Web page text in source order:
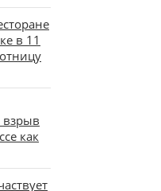
в 11
взрыв
как